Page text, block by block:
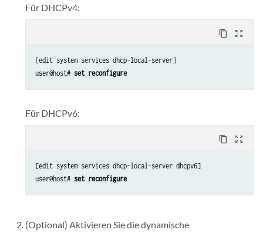
Für DHCPv4:
content_copy zoom_out_map
[edit system services dhcp-local-server]
user@host# set reconfigure
Für DHCPv6:
content_copy zoom_out_map
[edit system services dhcp-local-server dhcpv6]
user@host# set reconfigure
(Optional) Aktivieren Sie die dynamische